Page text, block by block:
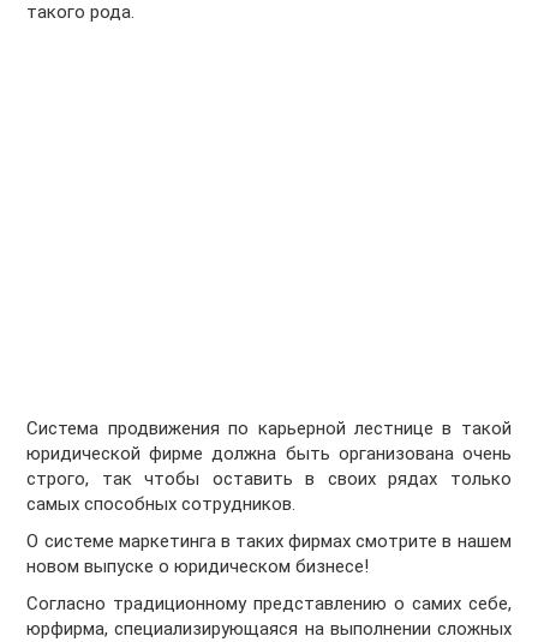
такого рода.
Система продвижения по карьерной лестнице в такой
юридической фирме должна быть организована очень
строго, так чтобы оставить в своих рядах только
самых способных сотрудников.
О системе маркетинга в таких фирмах смотрите в нашем
новом выпуске о юридическом бизнесе!
Согласно традиционному представлению о самих себе,
юрфирма, специализирующаяся на выполнении сложных